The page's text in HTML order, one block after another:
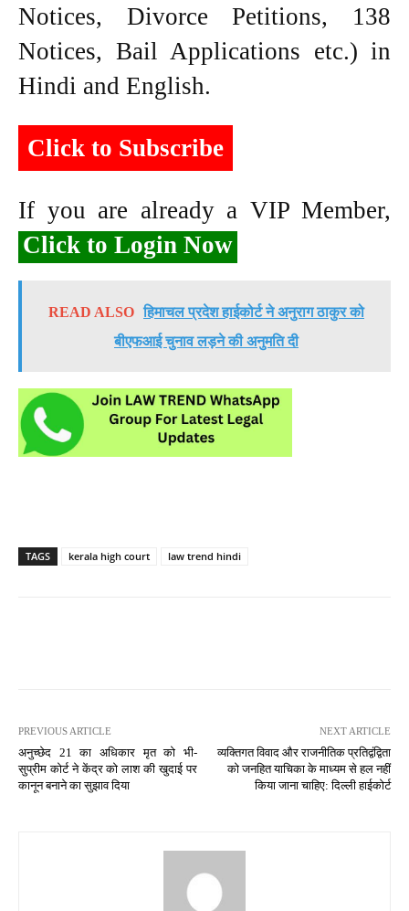
Notices, Divorce Petitions, 138
Notices, Bail Applications etc.) in
Hindi and English.
Click to Subscribe
If you are already a VIP Member,
Click to Login Now
READ ALSO हिमाचल प्रदेश हाईकोर्ट ने अनुराग ठाकुर को
बीएफआई चुनाव लड़ने की अनुमति दी
TAGS kerala high court law trend hindi
PREVIOUS ARTICLE
अनुच्छेद 21 का अधिकार मृत को भी-
सुप्रीम कोर्ट ने केंद्र को लाश की खुदाई पर
कानून बनाने का सुझाव दिया
NEXT ARTICLE
व्यक्तिगत विवाद और राजनीतिक प्रतिद्वंद्विता
को जनहित याचिका के माध्यम से हल नहीं
किया जाना चाहिए: दिल्ली हाईकोर्ट